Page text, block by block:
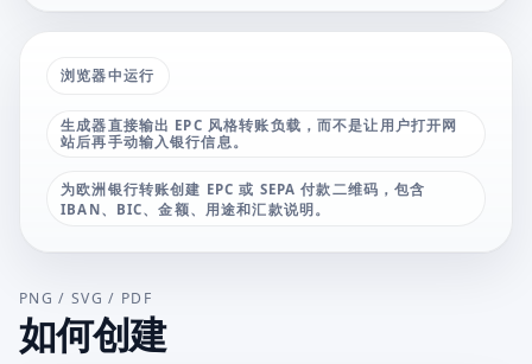
浏览器中运行
生成器直接输出 EPC 风格转账负载，而不是让用户打开网
站后再手动输入银行信息。
为欧洲银行转账创建 EPC 或 SEPA 付款二维码，包含
IBAN、BIC、金额、用途和汇款说明。
PNG / SVG / PDF
如何创建